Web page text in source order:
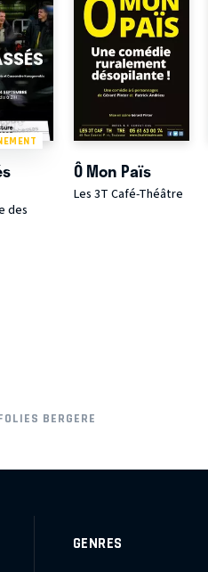
des
Ô Mon Païs
Les 3T Café-Théâtre
BERGERE
GENRES